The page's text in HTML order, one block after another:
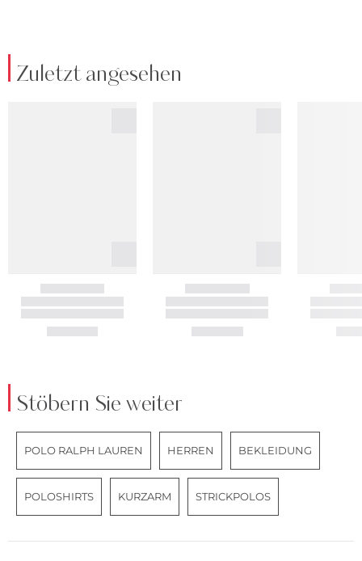
Zuletzt angesehen
Stöbern Sie weiter
POLO RALPH LAUREN HERREN BEKLEIDUNG
POLOSHIRTS KURZARM STRICKPOLOS